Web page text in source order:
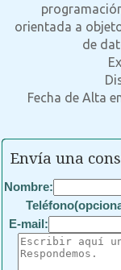
orientada a
de
Fecha de Alta
Envía una
Nombre:
E-mail: